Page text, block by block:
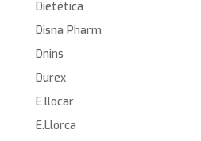
Dietética
Disna Pharm
Dnins
Durex
E.llocar
E.Llorca